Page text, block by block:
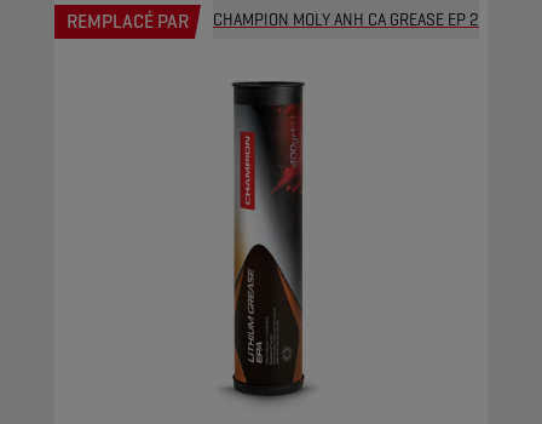
REMPLACÉ PAR CHAMPION MOLY ANH CA GREASE EP 2